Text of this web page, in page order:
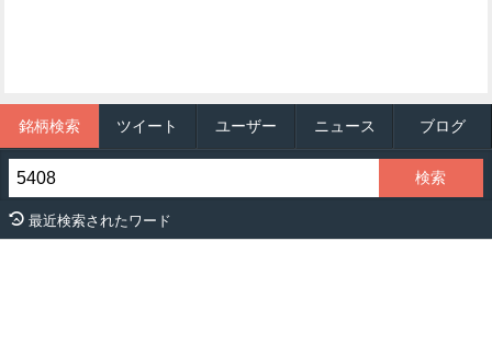
銘柄検索 ツイート ユーザー ニュース ブログ
最近検索されたワード